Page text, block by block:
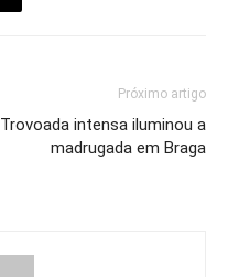
Próximo artigo
Trovoada intensa iluminou a
madrugada em Braga